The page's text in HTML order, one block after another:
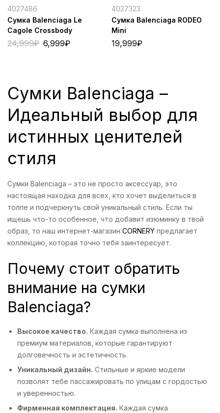
4027486
Сумка Balenciaga Le
Cagole Crossbody
24,999₽ 6,999₽
4027323
Сумка Balenciaga RODEO
Mini
19,999₽
Сумки Balenciaga –
Идеальный выбор для
истинных ценителей
стиля
Сумки Balenciaga – это не просто аксессуар, это
настоящая находка для всех, кто хочет выделиться в
толпе и подчеркнуть свой уникальный стиль. Если ты
ищешь что-то особенное, что добавит изюминку в твой
образ, то наш интернет-магазин CORNERY предлагает
коллекцию, которая точно тебя заинтересует.
Почему стоит обратить
внимание на сумки
Balenciaga?
Высокое качество. Каждая сумка выполнена из
премиум материалов, которые гарантируют
долговечность и эстетичность.
Уникальный дизайн. Стильные и яркие модели
позволят тебе пассажировать по улицам с гордостью
и уверенностью.
Фирменная комплектация. Каждая сумка